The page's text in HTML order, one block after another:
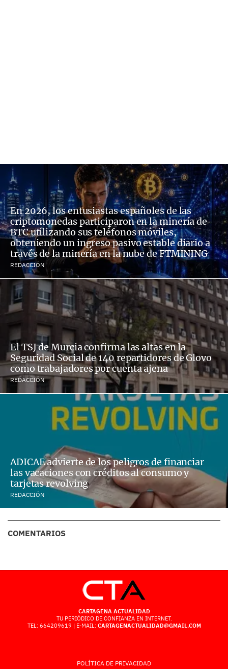
En 2026, los entusiastas españoles de las
criptomonedas participaron en la minería de
BTC utilizando sus teléfonos móviles,
obteniendo un ingreso pasivo estable diario a
través de la minería en la nube de FTMINING
REDACCIÓN
El TSJ de Murcia confirma las altas en la
Seguridad Social de 140 repartidores de Glovo
como trabajadores por cuenta ajena
REDACCIÓN
ADICAE advierte de los peligros de financiar
las vacaciones con créditos al consumo y
tarjetas revolving
REDACCIÓN
COMENTARIOS
CARTAGENA ACTUALIDAD
TU PERIÓDICO DE CONFIANZA EN INTERNET.
TEL: 664209619 | E-MAIL: CARTAGENACTUALIDAD@GMAIL.COM
POLÍTICA DE PRIVACIDAD